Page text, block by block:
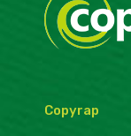
Copyrap